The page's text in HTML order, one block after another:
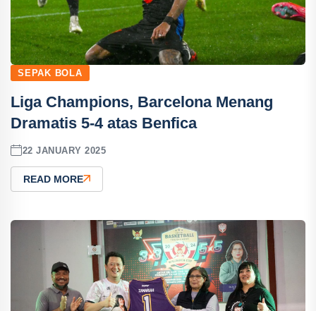
SEPAK BOLA
Liga Champions, Barcelona Menang
Dramatis 5-4 atas Benfica
22 JANUARY 2025
READ MORE